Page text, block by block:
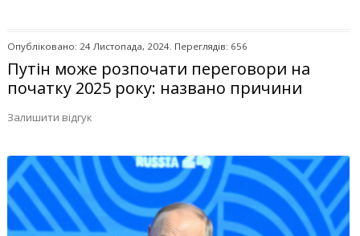
Опубліковано: 24 Листопада, 2024. Переглядів: 656
Путін може розпочати переговори на
початку 2025 року: названо причини
Залишити відгук